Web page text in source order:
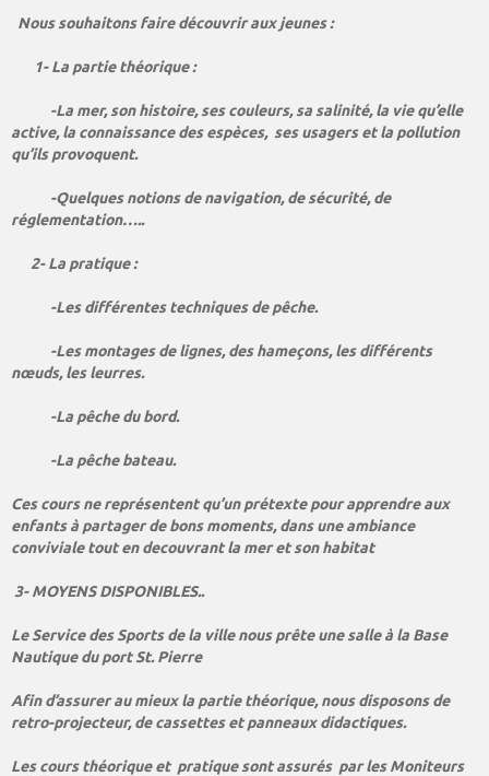
Nous souhaitons faire découvrir aux jeunes :
1- La partie théorique :
-La mer, son histoire, ses couleurs, sa salinité, la vie qu’elle
active, la connaissance des espèces, ses usagers et la pollution
qu’ils provoquent.
-Quelques notions de navigation, de sécurité, de
réglementation…..
2- La pratique :
-Les différentes techniques de pêche.
-Les montages de lignes, des hameçons, les différents
nœuds, les leurres.
-La pêche du bord.
-La pêche bateau.
Ces cours ne représentent qu’un prétexte pour apprendre aux
enfants à partager de bons moments, dans une ambiance
conviviale tout en decouvrant la mer et son habitat
3- MOYENS DISPONIBLES..
Le Service des Sports de la ville nous prête une salle à la Base
Nautique du port St. Pierre
Afin d’assurer au mieux la partie théorique, nous disposons de
retro-projecteur, de cassettes et panneaux didactiques.
Les cours théorique et pratique sont assurés par les Moniteurs